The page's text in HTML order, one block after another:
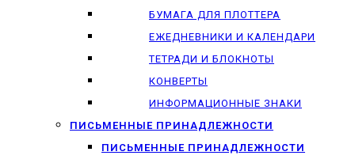
БУМАГА ДЛЯ ПЛОТТЕРА
ЕЖЕДНЕВНИКИ И КАЛЕНДАРИ
ТЕТРАДИ И БЛОКНОТЫ
КОНВЕРТЫ
ИНФОРМАЦИОННЫЕ ЗНАКИ
ПИСЬМЕННЫЕ ПРИНАДЛЕЖНОСТИ
ПИСЬМЕННЫЕ ПРИНАДЛЕЖНОСТИ